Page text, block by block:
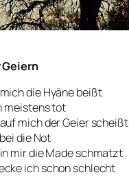
die Hyäne beißt
meistens tot
mich der Geier scheißt
die Not
mir die Made schmatzt
ich schon schlecht